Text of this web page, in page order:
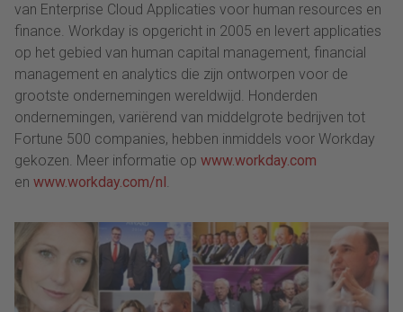
van Enterprise Cloud Applicaties voor human resources en
finance. Workday is opgericht in 2005 en levert applicaties
op het gebied van human capital management, financial
management en analytics die zijn ontworpen voor de
grootste ondernemingen wereldwijd. Honderden
ondernemingen, variërend van middelgrote bedrijven tot
Fortune 500 companies, hebben inmiddels voor Workday
gekozen. Meer informatie op www.workday.com
en www.workday.com/nl .